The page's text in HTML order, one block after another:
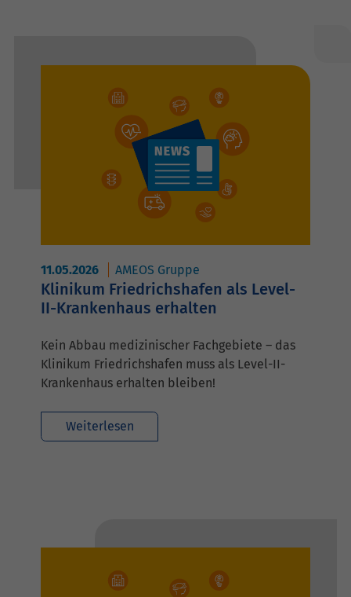
11.05.2026 AMEOS Gruppe
Klinikum Friedrichshafen als Level-
II-Krankenhaus erhalten
Kein Abbau medizinischer Fachgebiete – das
Klinikum Friedrichshafen muss als Level-II-
Krankenhaus erhalten bleiben!
Weiterlesen